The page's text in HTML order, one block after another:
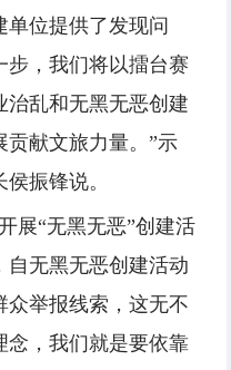
位提供了发现问
步，我们将以擂台赛
治乱和无黑无恶创建
献文旅力量。”示
振锋说。
展“无黑无恶”创建活
自无黑无恶创建活动
众举报线索，这无不
念，我们就是要依靠